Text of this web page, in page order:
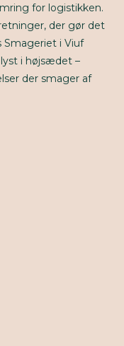
for logistikken.
der gør det
Smageriet i Viuf
i højsædet –
der smager af